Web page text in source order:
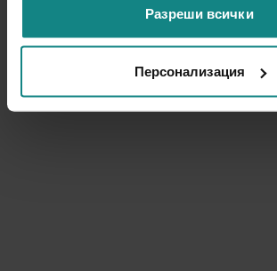
Разреши всички
Персонализация